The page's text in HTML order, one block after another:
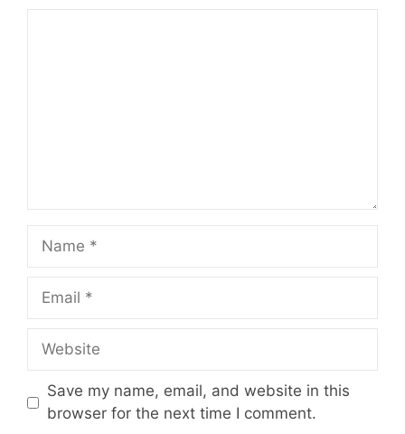
Name
Email
Website
Save my name, email, and website in this
browser for the next time I comment.